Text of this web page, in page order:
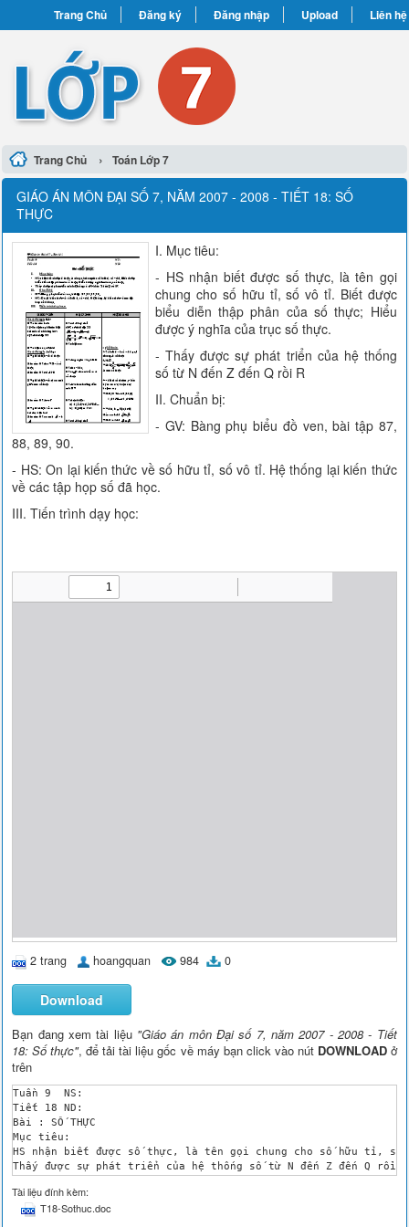
Trang Chủ Đăng ký Đăng nhập Upload Liên hệ
Trang Chủ › Toán Lớp 7
GIÁO ÁN MÔN ĐẠI SỐ 7, NĂM 2007 - 2008 - TIẾT 18: SỐ
THỰC
I. Mục tiêu:
- HS nhận biết được số thực, là tên gọi
chung cho số hữu tỉ, số vô tỉ. Biết được
biểu diễn thập phân của số thực; Hiểu
được ý nghĩa của trục số thực.
- Thấy được sự phát triển của hệ thống
số từ N đến Z đến Q rồi R
II. Chuẩn bị:
- GV: Bàng phụ biểu đồ ven, bài tập 87,
88, 89, 90.
- HS: On lại kiến thức về số hữu tỉ, số vô tỉ. Hệ thống lại kiến thức
về các tập họp số đã học.
III. Tiến trình dạy học:
2 trang hoangquan 984 0
Download
Bạn đang xem tài liệu "Giáo án môn Đại số 7, năm 2007 - 2008 - Tiết
18: Số thực", để tải tài liệu gốc về máy bạn click vào nút DOWNLOADở
trên
Tuần 9 	NS:
Tiết 18	ND:
Bài : SỐ THỰC
Mục tiêu:
HS nhận biết được số thực, là tên gọi chung cho số hữu tỉ,
Thấy được sự phát triển của hệ thống số từ N đến Z đến Q rồi R
Chuẩn bị:
GV: Bàng phụ biểu đồ ven, bài tập 87, 88, 89, 90.
HS: Oân lại kiến thức về số hữu tỉ, số vô tỉ. Hệ thống lại
Tài liệu đính kèm:
T18-Sothuc.doc